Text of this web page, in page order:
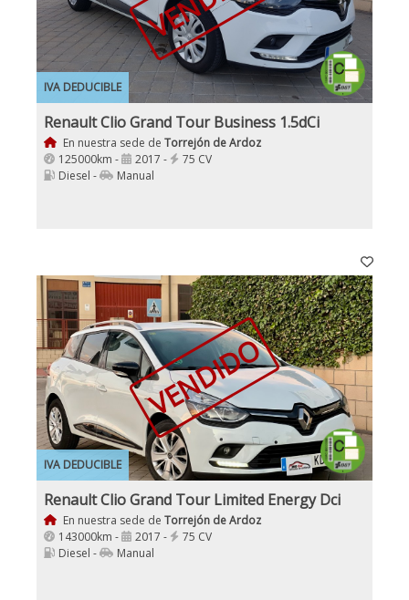
IVA DEDUCIBLE
Renault Clio Grand Tour Business 1.5dCi
En nuestra sede de Torrejón de Ardoz
125000km -
2017 -
75 CV
Diesel -
Manual
IVA DEDUCIBLE
VENDIDO
Renault Clio Grand Tour Limited Energy Dci
En nuestra sede de Torrejón de Ardoz
143000km -
2017 -
75 CV
Diesel -
Manual